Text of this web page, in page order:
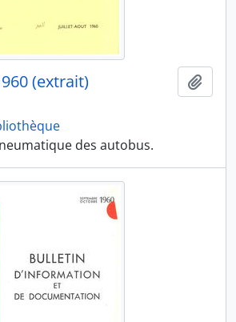
(extrait)
des autobus.